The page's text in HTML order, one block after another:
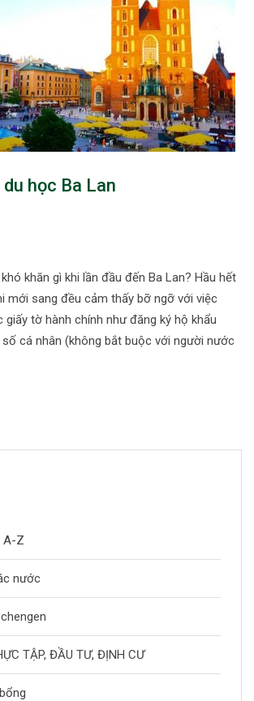
học Ba Lan
khăn gì khi lần đầu đến Ba Lan? Hầu hết
mới sang đều cảm thấy bỡ ngỡ với việc
giấy tờ hành chính như đăng ký hộ khẩu
cá nhân (không bắt buộc với người nước
A-Z
nước
TẬP, ĐẦU TƯ, ĐỊNH CƯ